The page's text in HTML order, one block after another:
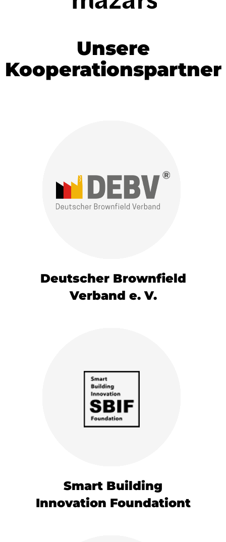
Unsere
Kooperationspartner
Deutscher Brownfield
Verband e. V.
Smart Building
Innovation Foundationt